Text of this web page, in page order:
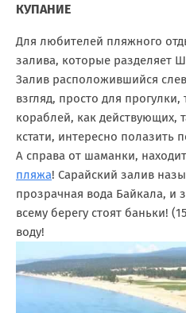
КУПАНИЕ
Для любителей пляжного
залива, которые разделяет
Залив расположившийся
взгляд, просто для прогулки,
кораблей, как действующих,
кстати, интересно полазить
А справа от шаманки,
пляжа! Сарайский залив
прозрачная вода Байкала, и
всему берегу стоят баньки!
воду!